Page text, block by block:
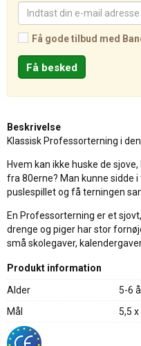
Få gode tilbud med
Beskrivelse
Klassisk Professorterning i
Hvem kan ikke huske de
fra 80erne? Man kunne sidde
puslespillet og få terningen
En Professorterning er et
drenge og piger har stor
små skolegaver,
Produkt information
Alder
5-6
Mål
5,5 x